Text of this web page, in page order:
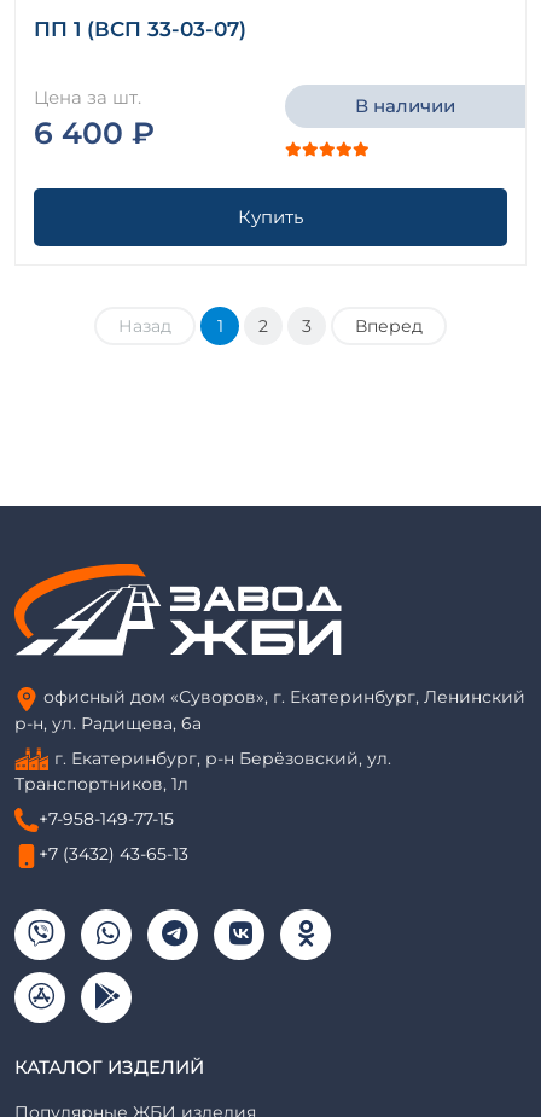
ПП 1 (ВСП 33-03-07)
Цена за шт.
6 400 ₽
В наличии
Купить
Назад 1 2 3 Вперед
офисный дом «Суворов», г. Екатеринбург, Ленинский
р-н, ул. Радищева, 6а
г. Екатеринбург, р-н Берёзовский, ул.
Транспортников, 1л
+7-958-149-77-15
+7 (3432) 43-65-13
КАТАЛОГ ИЗДЕЛИЙ
Популярные ЖБИ изделия